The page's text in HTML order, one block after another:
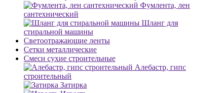
Фумлента, лен
сантехнический
Шланг для
стиральной машины
Светоотражающие ленты
Сетки металлические
Смеси сухие строительные
Алебастр, гипс
строительный
Затирка